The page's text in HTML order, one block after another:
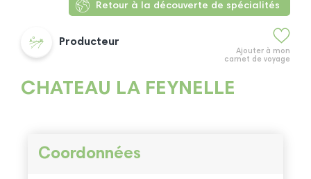
Retour à la découverte de spécialités
Ajouter à mon
carnet de voyage
Producteur
CHATEAU LA FEYNELLE
Coordonnées